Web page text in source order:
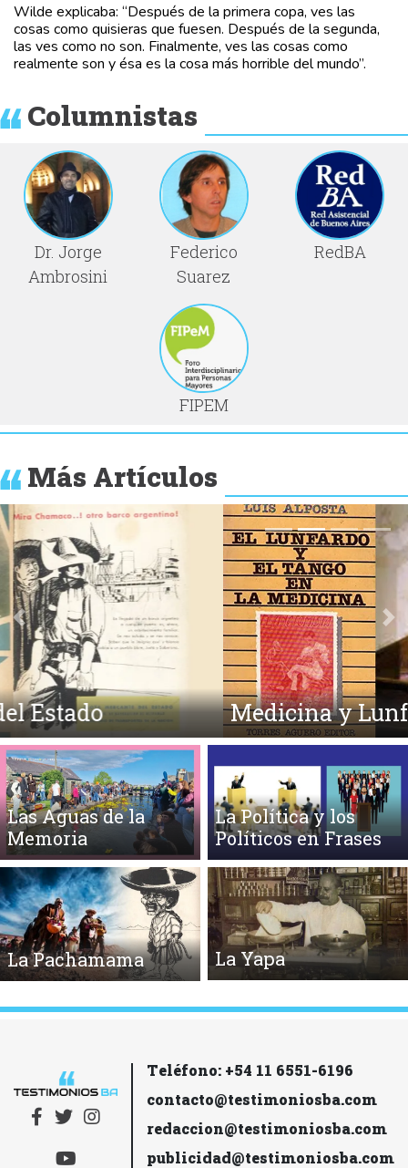
Wilde explicaba: “Después de la primera copa, ves las
cosas como quisieras que fuesen. Después de la segunda,
las ves como no son. Finalmente, ves las cosas como
realmente son y ésa es la cosa más horrible del mundo”.
Columnistas
Dr. Jorge
Ambrosini
Federico
Suarez
RedBA
FIPEM
Más Artículos
Medicina y Lunfardo
Anterior
Las Aguas de la
Memoria
La Política y los
Políticos en Frases
La Pachamama La Yapa
Teléfono: +54 11 6551-6196
contacto@testimoniosba.com
redaccion@testimoniosba.com
publicidad@testimoniosba.com